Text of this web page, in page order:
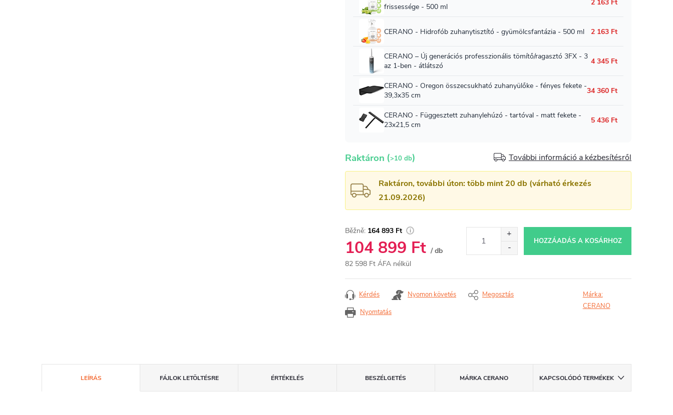
Raktáron (>10 db) További információ a kézbesítésről
Raktáron, további úton: több mint 20 db (várható érkezés
21.09.2026)
164 893 Ft
104 899 Ft / db
82 598 Ft ÁFA nélkül
HOZZÁADÁS A KOSÁRHOZ
Nyomtatás
Kérdés Nyomon követés Megosztás
Márka:
CERANO
LEÍRÁS FÁJLOK LETÖLTÉSRE ÉRTÉKELÉS BESZÉLGETÉS MÁRKACERANO KAPCSOLÓDÓ TERMÉKEK